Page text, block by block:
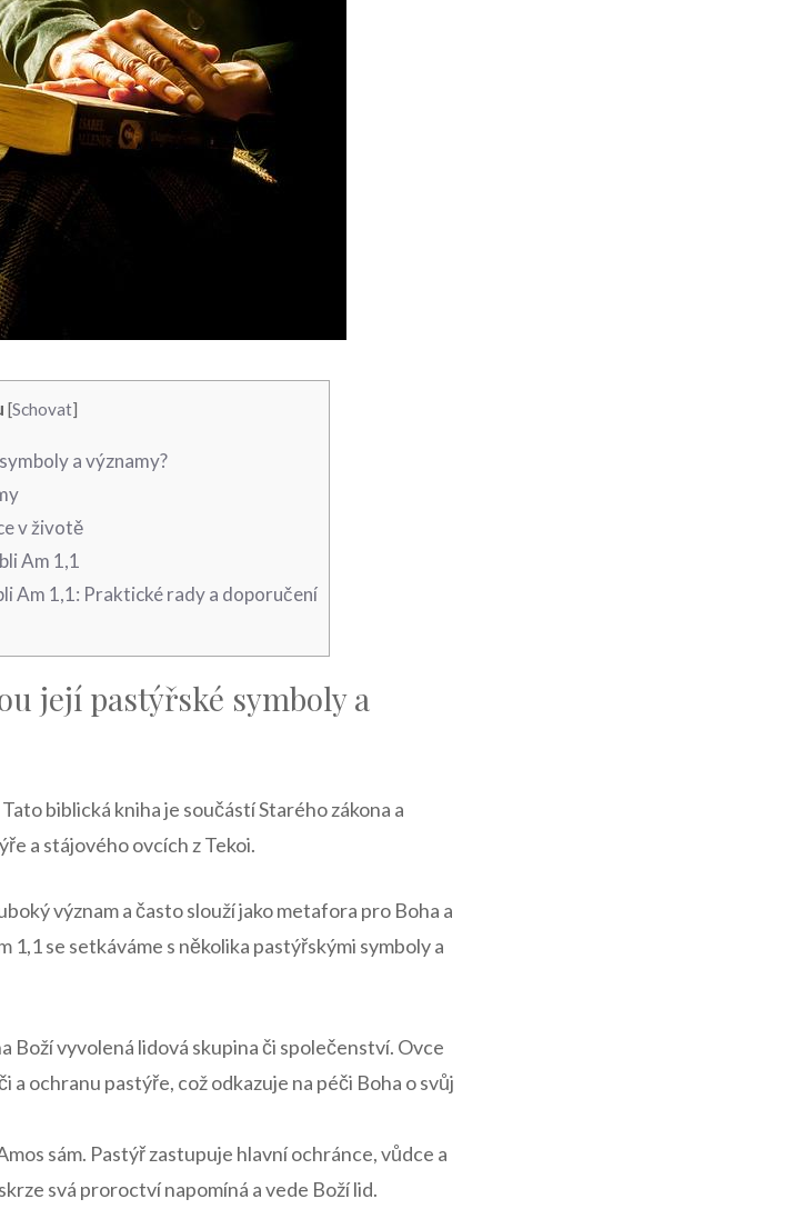
[Schovat]
a významy?
v životě
Am 1,1
Am 1,1: Praktické rady a doporučení
její pastýřské symboly a
biblická kniha je součástí Starého zákona a
a stájového ovcích z Tekoi.
význam a často slouží jako metafora pro Boha a
1,1 se setkáváme s několika pastýřskými symboly a
Boží vyvolená lidová skupina či společenství. Ovce
ochranu pastýře, což odkazuje na péči Boha o svůj
sám. Pastýř zastupuje hlavní ochránce, vůdce a
svá proroctví napomíná a vede Boží lid.